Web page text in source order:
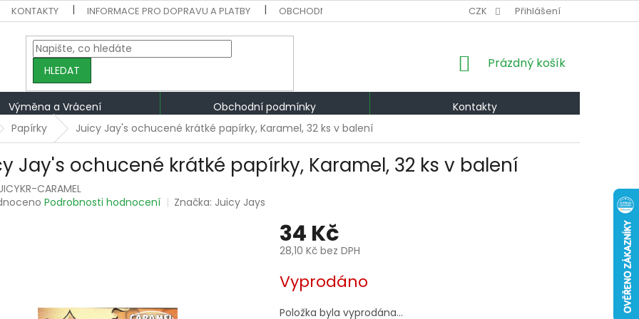
KONTAKTY INFORMACE PRO DOPRAVU A PLATBY OBCHODNÍ PODMÍNKY VÝMĚNA A VRÁCENÍ PODMÍNKY OCHRANY
CZK Přihlášení
HLEDAT
NÁKUPNÍ
Prázdný košík
Výměna a Vrácení Obchodní podmínky
Kontakty
Papírky Juicy Jay's ochucené krátké papírky, Karamel, 32 ks v balení
Jay's ochucené krátké papírky, Karamel, 32 ks v balení
CARAMEL
Podrobnosti hodnocení Značka: Juicy Jays
34 Kč
28,10 Kč bez DPH
cena:
Vyprodáno
Položka byla vyprodána…